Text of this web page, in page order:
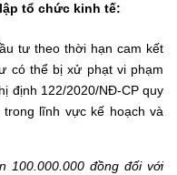
tổ chức kinh tế:
tư theo thời hạn cam kết
có thể bị xử phạt vi phạm
định 122/2020/NĐ-CP quy
lĩnh vực kế hoạch và
100.000.000 đồng đối với